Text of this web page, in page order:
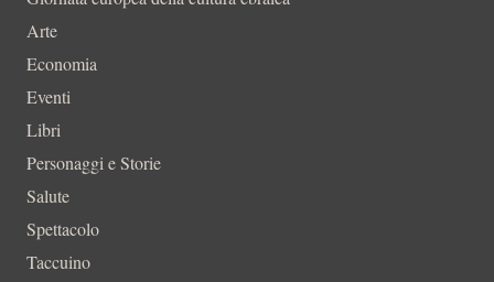
Arte
Economia
Eventi
Libri
Personaggi e Storie
Salute
Spettacolo
Taccuino